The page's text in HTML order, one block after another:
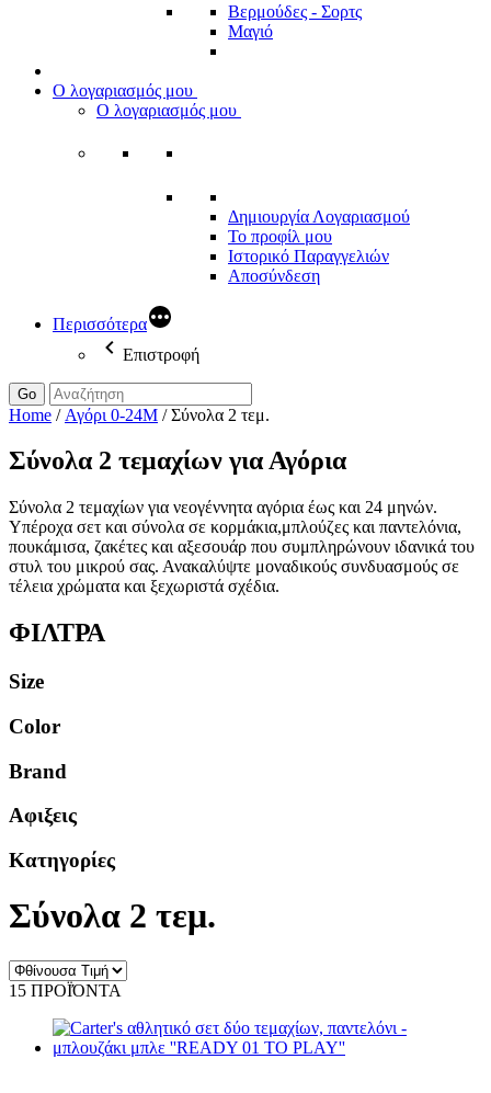
Βερμούδες - Σορτς
Μαγιό
Ο λογαριασμός μου
Ο λογαριασμός μου
Δημιουργία Λογαριασμού
Το προφίλ μου
Ιστορικό Παραγγελιών
Αποσύνδεση
Περισσότερα
Επιστροφή
Go
Home / Αγόρι 0-24Μ /Σύνολα 2 τεμ.
Σύνολα 2 τεμαχίων για Αγόρια
Σύνολα 2 τεμαχίων για νεογέννητα αγόρια έως και 24 μηνών.
Υπέροχα σετ και σύνολα σε κορμάκια,μπλούζες και παντελόνια,
πουκάμισα, ζακέτες και αξεσουάρ που συμπληρώνουν ιδανικά του
στυλ του μικρού σας. Ανακαλύψτε μοναδικούς συνδυασμούς σε
τέλεια χρώματα και ξεχωριστά σχέδια.
ΦΙΛΤΡΑ
Size
Color
Brand
Αφιξεις
Κατηγορίες
Σύνολα 2 τεμ.
15 ΠΡΟΪΌΝΤΑ